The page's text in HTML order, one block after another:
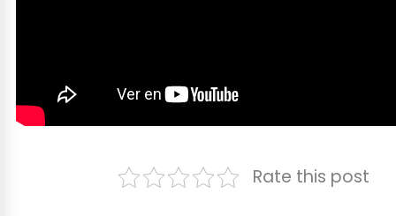
Rate this post